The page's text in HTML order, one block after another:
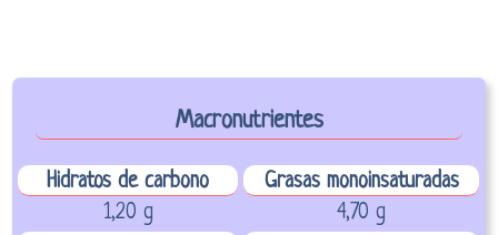
Macronutrientes
Hidratos de carbono
Grasas monoinsaturadas
1,20 g
4,70 g